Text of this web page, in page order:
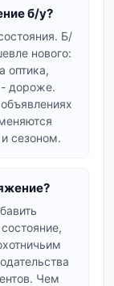
для
костюм бу
почти
другую
с учётом
б/у?
Б/
нового:
оптика,
- дороже.
сезоном.
Чем